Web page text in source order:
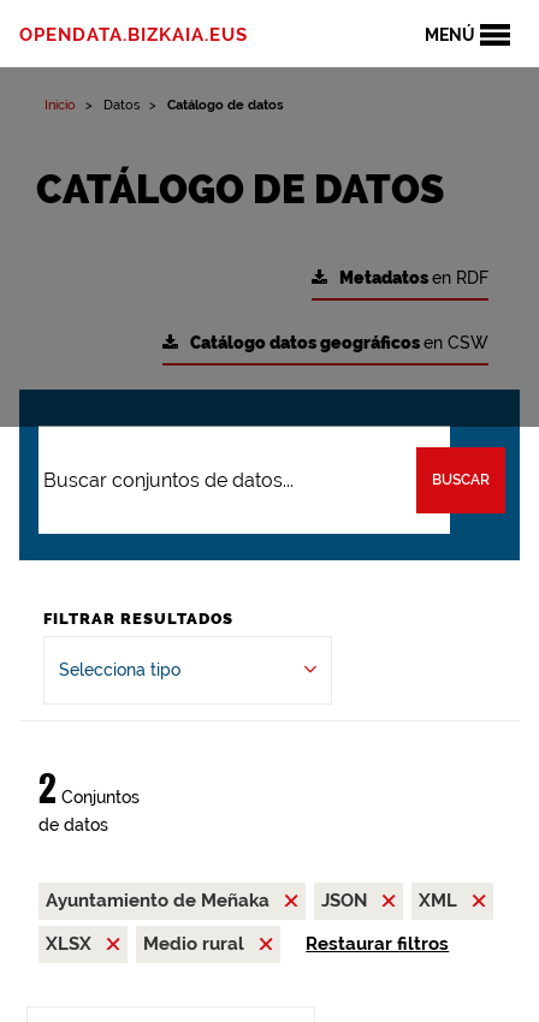
MENÚ
OPENDATA.BIZKAIA.EUS
Inicio Datos Catálogo de datos
CATÁLOGO DE DATOS
Metadatosen RDF
Catálogo datos geográficosen CSW
BUSCAR
FILTRAR RESULTADOS
Selecciona tipo
2 Conjuntos
de datos
Ayuntamiento de Meñaka JSON
XML
XLSX
Medio rural Restaurar filtros